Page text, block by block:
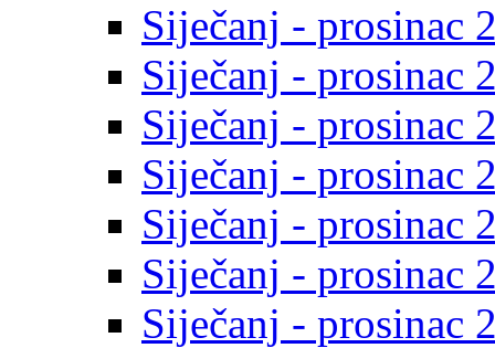
Siječanj - prosinac
Siječanj - prosinac
Siječanj - prosinac
Siječanj - prosinac
Siječanj - prosinac
Siječanj - prosinac
Siječanj - prosinac